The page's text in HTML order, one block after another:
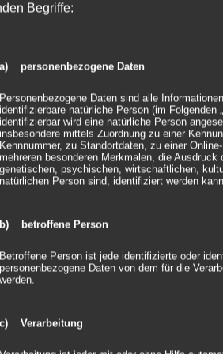
Gemeinsam
wahr
lassen –
dfk event
Solution
bei den
Awards
Begriffe:
a) personenbezogene Daten
Personenbezogene Daten sind alle
identifizierbare natürliche Person (im Folgenden
identifizierbar wird eine natürliche Person
insbesondere mittels Zuordnung zu einer
Kennnummer, zu Standortdaten, zu einer
mehreren besonderen Merkmalen, die
genetischen, psychischen, wirtschaftlichen,
natürlichen Person sind, identifiziert werden
b) betroffene Person
Betroffene Person ist jede identifizierte oder
personenbezogene Daten von dem für die
werden.
c) Verarbeitung